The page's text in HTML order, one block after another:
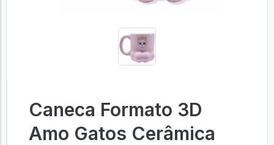
Caneca Formato 3D
Amo Gatos Cerâmica